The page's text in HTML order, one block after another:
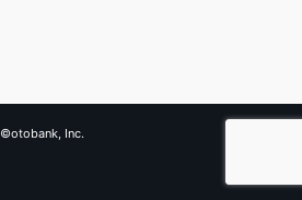
©otobank, Inc.